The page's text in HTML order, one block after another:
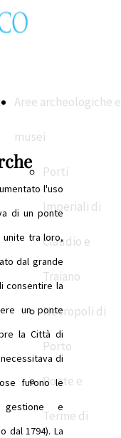
Aree archeologiche e
musei
Porti
Imperiali di
Claudio e
Traiano
Necropoli di
Porto
Ponte e
Terme di
l'uso
di un ponte
unite tra loro,
dal grande
consentire la
un ponte
la Città di
di
furono le
e
dal 1794). La